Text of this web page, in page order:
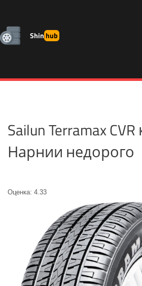
Shinhub
Sailun Terramax
Нарнии недорого
Оценка: 4.33